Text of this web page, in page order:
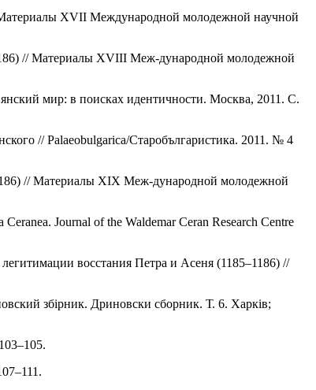
XVII Международной молодежной научной
// Материалы XVIII Меж-дународной молодежной
мир: в поисках идентичности. Москва, 2011. С.
// Palaeobulgarica/Старобългаристика. 2011. № 4
// Материалы XIX Меж-дународной молодежной
Journal of the Waldemar Ceran Research Centre
восстания Петра и Асеня (1185–1186) //
збiрник. Дриновски сборник. Т. 6. Харкiв;